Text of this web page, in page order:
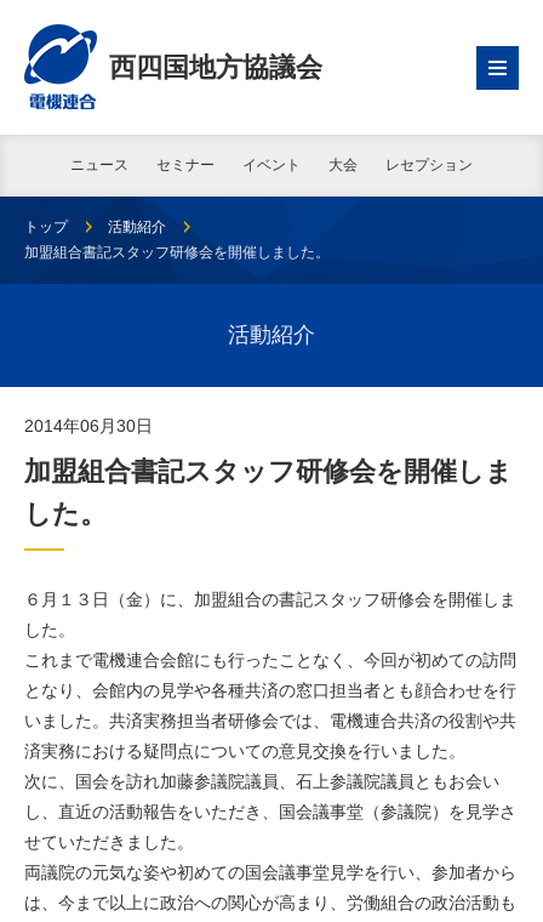
西四国地方協議会
ニュース セミナー イベント 大会 レセプション
トップ
活動紹介
加盟組合書記スタッフ研修会を開催しました。
活動紹介
2014年06月30日
加盟組合書記スタッフ研修会を開催しま
した。
６月１３日（金）に、加盟組合の書記スタッフ研修会を開催しま
した。
これまで電機連合会館にも行ったことなく、今回が初めての訪問
となり、会館内の見学や各種共済の窓口担当者とも顔合わせを行
いました。共済実務担当者研修会では、電機連合共済の役割や共
済実務における疑問点についての意見交換を行いました。
次に、国会を訪れ加藤参議院議員、石上参議院議員ともお会い
し、直近の活動報告をいただき、国会議事堂（参議院）を見学さ
せていただきました。
両議院の元気な姿や初めての国会議事堂見学を行い、参加者から
は、今まで以上に政治への関心が高まり、労働組合の政治活動も